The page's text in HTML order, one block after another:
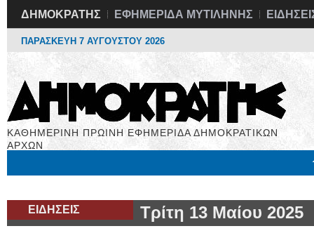
ΔΗΜΟΚΡΑΤΗΣ ΕΦΗΜΕΡΙΔΑ ΜΥΤΙΛΗΝΗΣ
ΠΑΡΑΣΚΕΥΗ 7 ΑΥΓΟΥΣΤΟΥ 2026
ΚΑΘΗΜΕΡΙΝΗ ΠΡΩΙΝΗ ΕΦΗΜΕΡΙΔΑ ΔΗΜΟΚΡΑΤΙΚΩΝ
ΑΡΧΩΝ
ΕΙΔΗΣΕΙΣ Τρίτη 13 Μαίου 2025